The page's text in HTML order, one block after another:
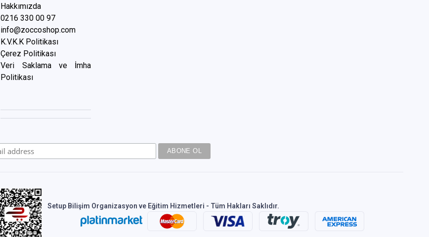
Hakkımızda
0216 330 00 97
info@zoccoshop.com
K.V.K.K Politikası
Çerez Politikası
Veri Saklama ve İmha
Politikası
Setup Bilişim Organizasyon ve Eğitim Hizmetleri - Tüm Hakları Saklıdır.